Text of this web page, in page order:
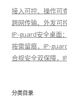
接入可控、操作可
跨网传输、外发可
IP-guard安全桌面
按需留痕，IP-
合规安全双保障，
分类目录